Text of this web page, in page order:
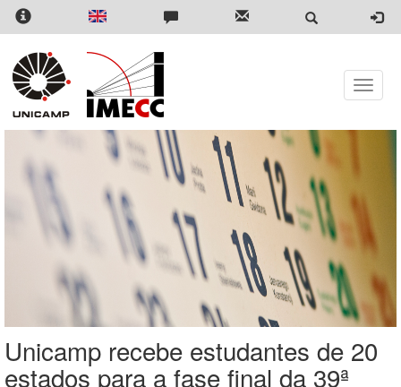
Pular
para
conteúdo
principal
Toggle
Unicamp recebe estudantes de 20
estados para a fase final da 39ª